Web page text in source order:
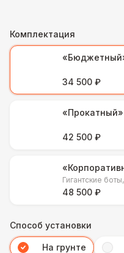
Комплектация
34 500 ₽
«Прокатный»
42 500 ₽
Гигантские
48 500 ₽
Способ установки
На грунте